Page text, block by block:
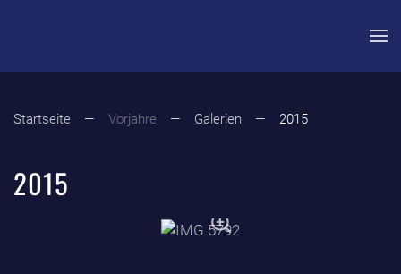
Startseite Vorjahre Galerien 2015
2015